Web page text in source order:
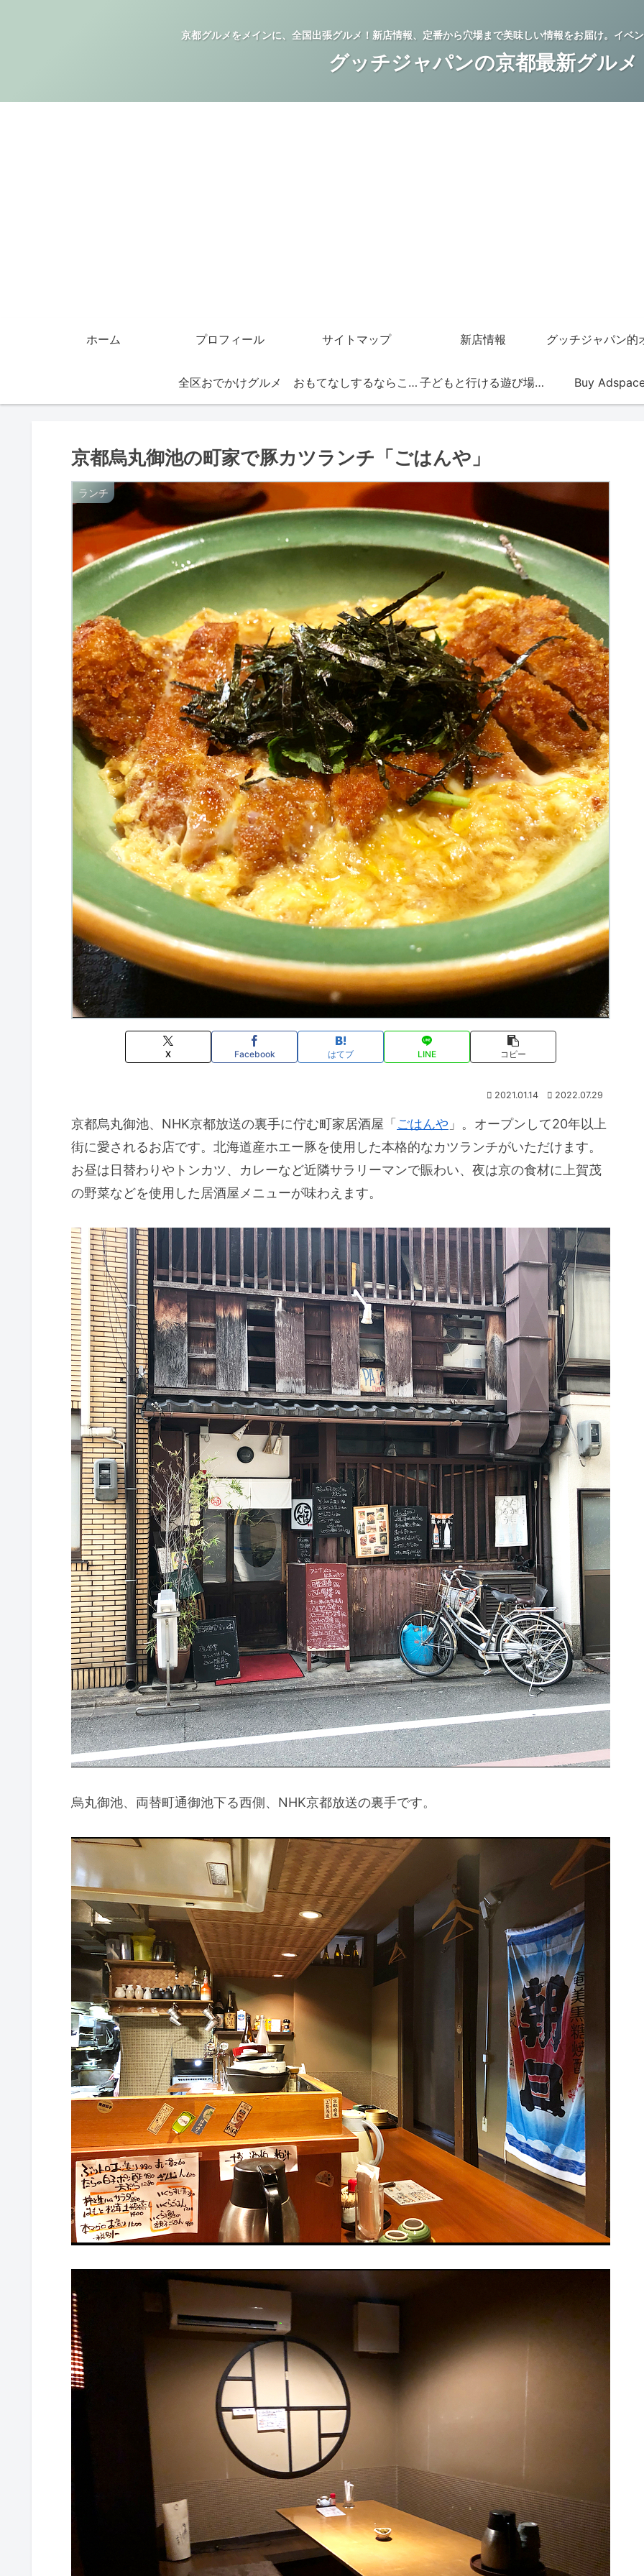
京都グルメをメインに、全国出張グルメ！新店情報、定番から穴場まで美味しい情報をお届け。イベ
グッチジャパンの京都最新グルメ
ホーム プロフィール サイトマップ 新店情報
全区おでかけグルメ おもてなしするならこの店 子どもと行ける遊び場・お店 Buy
京都烏丸御池の町家で豚カツランチ「ごはんや」
ランチ
X Facebook はてブ LINE コピー
2021.01.14 2022.07.29
京都烏丸御池、NHK京都放送の裏手に佇む町家居酒屋「 ごはんや 」。オープンして20年以上
街に愛されるお店です。北海道産ホエー豚を使用した本格的なカツランチがいただけます。
お昼は日替わりやトンカツ、カレーなど近隣サラリーマンで賑わい、夜は京の食材に上賀茂
の野菜などを使用した居酒屋メニューが味わえます。
烏丸御池、両替町通御池下る西側、NHK京都放送の裏手です。